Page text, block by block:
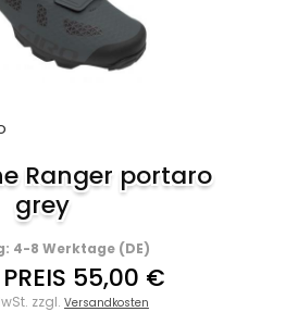
Ranger portaro
grey
4-8 Werktage (DE)
PREIS 55,00 €
zzgl. Versandkosten